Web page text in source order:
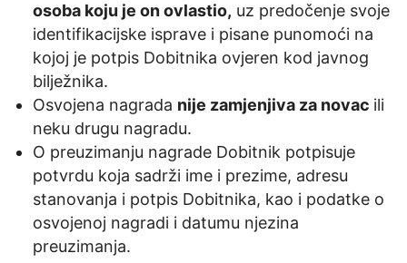
osoba koju je on ovlastio, uz predočenje svoje
identifikacijske isprave i pisane punomoći na
kojoj je potpis Dobitnika ovjeren kod javnog
bilježnika.
Osvojena nagrada nije zamjenjiva za novac ili
neku drugu nagradu.
O preuzimanju nagrade Dobitnik potpisuje
potvrdu koja sadrži ime i prezime, adresu
stanovanja i potpis Dobitnika, kao i podatke o
osvojenoj nagradi i datumu njezina
preuzimanja.